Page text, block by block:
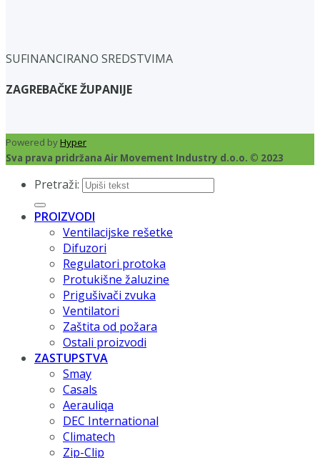
SUFINANCIRANO SREDSTVIMA
ZAGREBAČKE ŽUPANIJE
Powered byHyper
Sva prava pridržana Air Movement Industry d.o.o. © 2023
Pretraži:
PROIZVODI
Ventilacijske rešetke
Difuzori
Regulatori protoka
Protukišne žaluzine
Prigušivači zvuka
Ventilatori
Zaštita od požara
Ostali proizvodi
ZASTUPSTVA
Smay
Casals
Aerauliqa
DEC International
Climatech
Zip-Clip